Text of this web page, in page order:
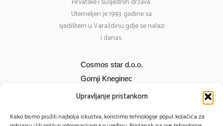
Upravljanje pristankom
Kako bismo pružili najbolja iskustva, koristimo tehnologije poput kolačića za
Hrvatske i susjednih država.
Utemeljen je 1993. godine sa
sjedištem u Varaždinu gdje se nalazi
i danas.
Cosmos star d.o.o.
Gornji Kneginec
Bana Jelačića 12
Tel: 098 284 634